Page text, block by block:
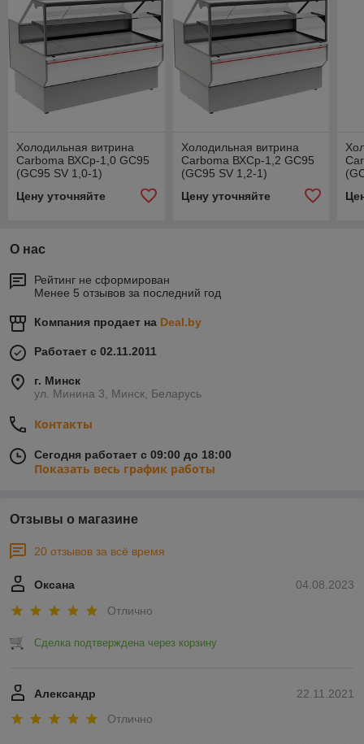
Холодильная витрина
Carboma ВХСр-1,0 GC95
(GC95 SV 1,0-1)
Цену уточняйте
Холодильная витрина
Carboma ВХСр-1,2 GC95
(GC95 SV 1,2-1)
Цену уточняйте
О нас
Рейтинг не сформирован
Менее 5 отзывов за последний год
Компания продает на Deal.by
Работает с 02.11.2011
г. Минск
ул. Минина 3, Минск, Беларусь
Контакты
Сегодня работает с 09:00 до 18:00
Показать весь график работы
Отзывы о магазине
20 отзывов за всё время
04.08.2023
Оксана
Отлично
Сделка подтверждена через корзину
22.11.2021
Александр
Отлично